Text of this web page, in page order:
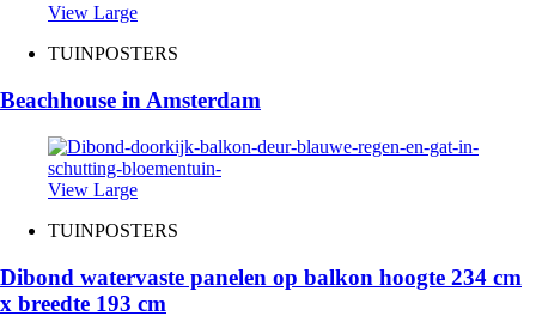
View Large
TUINPOSTERS
Beachhouse in Amsterdam
View Large
TUINPOSTERS
Dibond watervaste panelen op balkon hoogte 234 cm
x breedte 193 cm